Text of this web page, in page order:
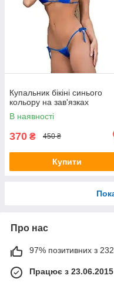
Купальник бікіні синього
кольору на зав'язках
В наявності
370 ₴ 450 ₴
Купити
Про нас
97% позитивних з 232
Працює з 23.06.2015